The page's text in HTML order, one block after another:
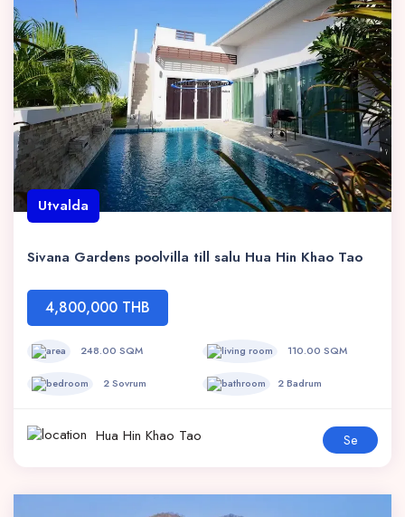
Utvalda
Sivana Gardens poolvilla till salu Hua Hin Khao Tao
4,800,000 THB
248.00 SQM 110.00 SQM
2 Sovrum 2 Badrum
Hua Hin Khao Tao Se